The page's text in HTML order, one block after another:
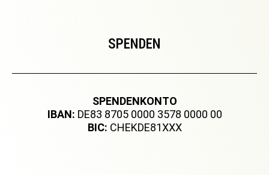
SPENDEN
SPENDENKONTO
IBAN: DE83 8705 0000 3578 0000 00
BIC: CHEKDE81XXX